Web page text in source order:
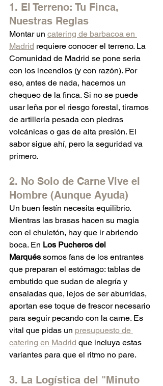
1. El Terreno: Tu Finca,
Nuestras Reglas
Montar un catering de barbacoa en
Madrid requiere conocer el terreno. La
Comunidad de Madrid se pone seria
con los incendios (y con razón). Por
eso, antes de nada, hacemos un
chequeo de la finca. Si no se puede
usar leña por el riesgo forestal, tiramos
de artillería pesada con piedras
volcánicas o gas de alta presión. El
sabor sigue ahí, pero la seguridad va
primero.
2. No Solo de Carne Vive el
Hombre (Aunque Ayuda)
Un buen festín necesita equilibrio.
Mientras las brasas hacen su magia
con el chuletón, hay que ir abriendo
boca. En Los Pucheros del
Marqués somos fans de los entrantes
que preparan el estómago: tablas de
embutido que sudan de alegría y
ensaladas que, lejos de ser aburridas,
aportan ese toque de frescor necesario
para seguir pecando con la carne. Es
vital que pidas un presupuesto de
catering en Madrid que incluya estas
variantes para que el ritmo no pare.
3. La Logística del "Minuto